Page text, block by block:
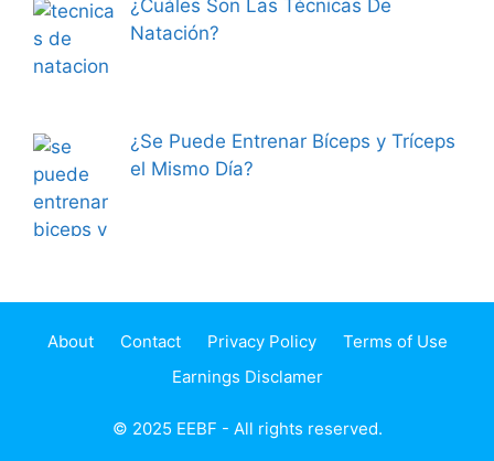
¿Cuáles Son Las Técnicas De
Natación?
¿Se Puede Entrenar Bíceps y Tríceps
el Mismo Día?
About Contact Privacy Policy
Terms of Use
Earnings Disclamer
© 2025 EEBF - All rights reserved.